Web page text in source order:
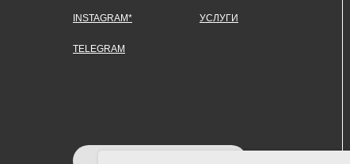
TELEGRAM
INSTAGRAM* УСЛУГИ